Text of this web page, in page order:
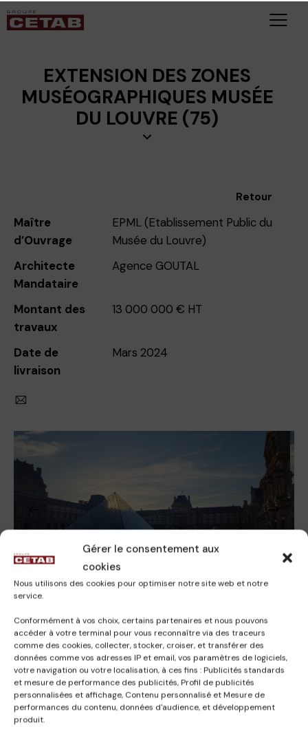
Gérer le consentement aux
cookies
Nous utilisons des cookies pour optimiser notre site web et notre
service.
Conformément à vos choix, certains partenaires et nous pouvons
accéder à votre terminal pour vous reconnaître via des traceurs
comme des cookies, collecter, stocker, croiser, et transférer des
données comme vos adresses IP et email, vos paramètres de logiciels,
votre navigation ou votre localisation, à ces fins : Publicités standards
et mesure de performance des publicités, Profil de publicités
personnalisées et affichage, Contenu personnalisé et Mesure de
performances du contenu, données d'audience, et développement
produit.
EXTENSION DES ZONES
MUSÉOGRAPHIQUES MUSÉE
Mandataire
Montant des
travaux
13 000 000 € HT
Date de
livraison
Rôle de CETAB :
BET CVC, CFO/CFA, Sûreté, Sécurité incendie
Descriptif :
Le projet consiste à augmenter la surface de
présentation des œuvres autour de la cour du Sphynx,
afin de présenter, entre autres, les mosaïques de la
collection. En complément, le projet prévoit la
rénovation complète de la cour du Sphynx, l’ouverture
du parcours muséo sur un jardin et la création d’une
zone « sanitaires » au R-1.